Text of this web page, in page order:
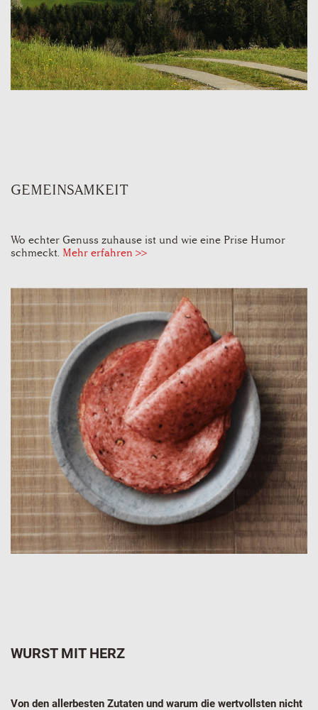
GEMEINSAMKEIT
Wo echter Genuss zuhause ist und wie eine Prise Humor
schmeckt. Mehr erfahren >>
WURST MIT HERZ
Von den allerbesten Zutaten und warum die wertvollsten nicht